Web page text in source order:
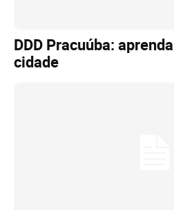
DDD Pracuúba:
cidade